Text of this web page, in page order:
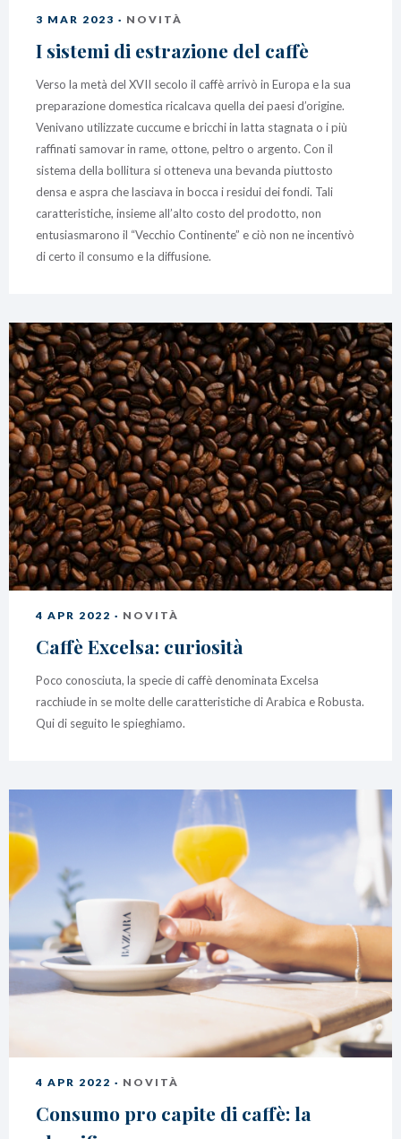
3 MAR 2023 · NOVITÀ
I sistemi di estrazione del caffè
Verso la metà del XVII secolo il caffè arrivò in Europa e la sua
preparazione domestica ricalcava quella dei paesi d’origine.
Venivano utilizzate cuccume e bricchi in latta stagnata o i più
raffinati samovar in rame, ottone, peltro o argento. Con il
sistema della bollitura si otteneva una bevanda piuttosto
densa e aspra che lasciava in bocca i residui dei fondi. Tali
caratteristiche, insieme all’alto costo del prodotto, non
entusiasmarono il “Vecchio Continente” e ciò non ne incentivò
di certo il consumo e la diffusione.
4 APR 2022 · NOVITÀ
Caffè Excelsa: curiosità
Poco conosciuta, la specie di caffè denominata Excelsa
racchiude in se molte delle caratteristiche di Arabica e Robusta.
Qui di seguito le spieghiamo.
4 APR 2022 · NOVITÀ
Consumo pro capite di caffè: la